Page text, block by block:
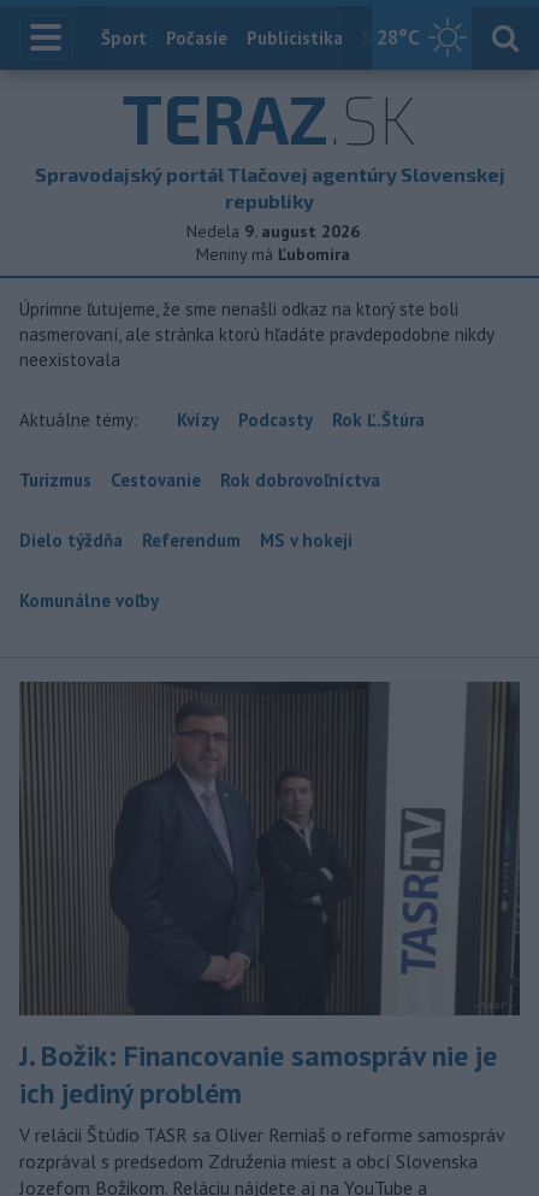
28°C
Index
Šport Počasie Publicistika Slovensko
TERAZ.SK
Spravodajský portál Tlačovej agentúry Slovenskej
republiky
Nedela 9. august 2026
Meniny má Ľubomíra
Úprimne ľutujeme, že sme nenašli odkaz na ktorý ste boli
nasmerovaní, ale stránka ktorú hľadáte pravdepodobne nikdy
neexistovala
Aktuálne témy: Kvízy Podcasty Rok Ľ.Štúra
Turizmus Cestovanie Rok dobrovoľníctva
Dielo týždňa Referendum MS v hokeji
Komunálne voľby
J. Božik: Financovanie samospráv nie je
ich jediný problém
V relácii Štúdio TASR sa Oliver Remiaš o reforme samospráv
rozprával s predsedom Združenia miest a obcí Slovenska
Jozefom Božikom. Reláciu nájdete aj na YouTube a